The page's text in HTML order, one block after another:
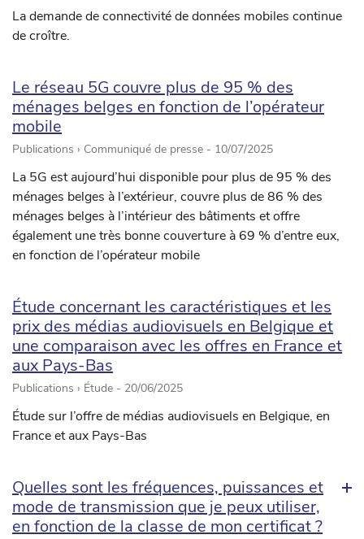
La demande de connectivité de données mobiles continue
de croître.
Le réseau 5G couvre plus de 95 % des
ménages belges en fonction de l’opérateur
mobile
Publications › Communiqué de presse - 10/07/2025
La 5G est aujourd’hui disponible pour plus de 95 % des
ménages belges à l’extérieur, couvre plus de 86 % des
ménages belges à l’intérieur des bâtiments et offre
également une très bonne couverture à 69 % d’entre eux,
en fonction de l’opérateur mobile
Étude concernant les caractéristiques et les
prix des médias audiovisuels en Belgique et
une comparaison avec les offres en France et
aux Pays-Bas
Publications › Étude - 20/06/2025
Étude sur l’offre de médias audiovisuels en Belgique, en
France et aux Pays-Bas
Quelles sont les fréquences, puissances et
mode de transmission que je peux utiliser,
en fonction de la classe de mon certificat ?